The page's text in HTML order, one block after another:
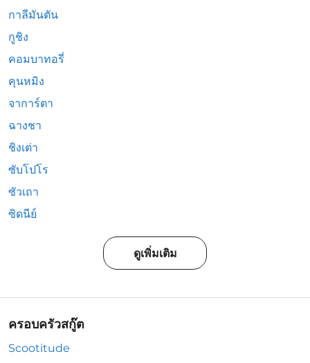
กาลีมันตัน
กูชิง
คอมบาทอรี่
คุนหมิง
จาการ์ตา
ฉางชา
ชิงเต่า
ซับโปโร
ซัวเถา
ซิดนีย์
ดูเพิ่มเติม
ครอบครัวสกู๊ต
Scootitude